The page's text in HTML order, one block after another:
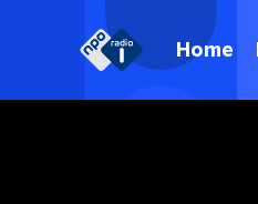
Home